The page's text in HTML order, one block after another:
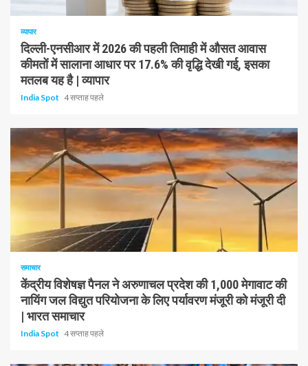
व्यापार
दिल्ली-एनसीआर में 2026 की पहली तिमाही में औसत आवास
कीमतों में सालाना आधार पर 17.6% की वृद्धि देखी गई, इसका
मतलब यह है | व्यापार
India Spot 4 सप्ताह पहले
1 न्यूनतम पढ़ा
समाचार
केंद्रीय विशेषज्ञ पैनल ने अरुणाचल प्रदेश की 1,000 मेगावाट की
नायिंग जल विद्युत परियोजना के लिए पर्यावरण मंजूरी को मंजूरी दी
| भारत समाचार
India Spot 4 सप्ताह पहले